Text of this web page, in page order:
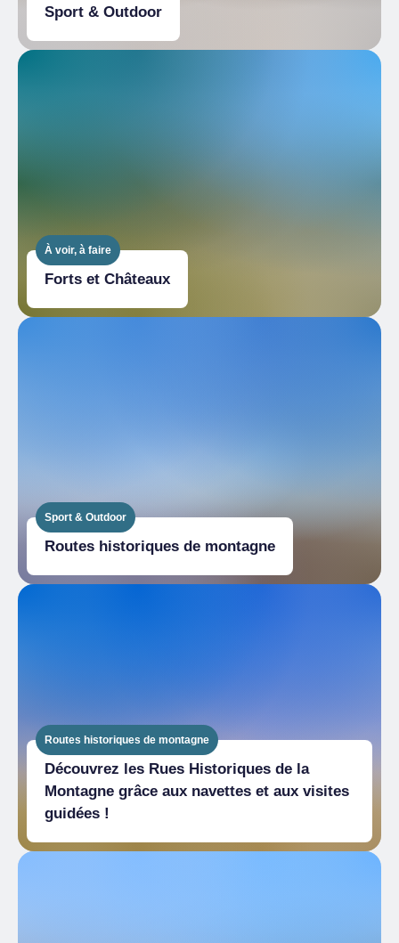
Sport & Outdoor
À voir, à faire
Forts et Châteaux
Sport & Outdoor
Routes historiques de montagne
Routes historiques de montagne
Découvrez les Rues Historiques de la
Montagne grâce aux navettes et aux visites
guidées !